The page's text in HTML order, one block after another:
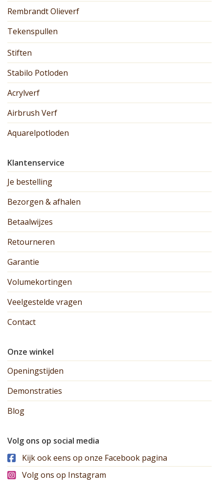
Rembrandt Olieverf
Tekenspullen
Stiften
Stabilo Potloden
Acrylverf
Airbrush Verf
Aquarelpotloden
Klantenservice
Je bestelling
Bezorgen & afhalen
Betaalwijzes
Retourneren
Garantie
Volumekortingen
Veelgestelde vragen
Contact
Onze winkel
Openingstijden
Demonstraties
Blog
Volg ons op social media
Kijk ook eens op onze Facebook pagina
Volg ons op Instagram